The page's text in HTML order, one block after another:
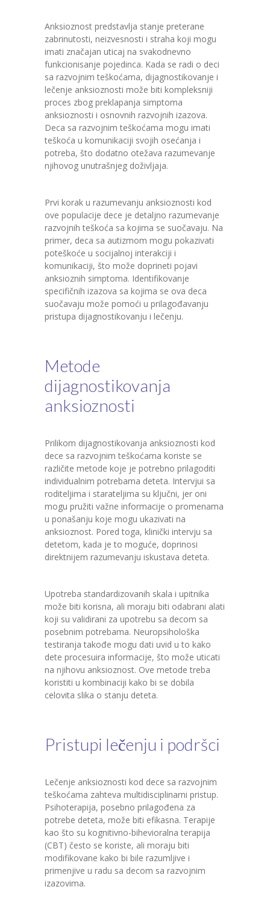
Anksioznost predstavlja stanje preterane
zabrinutosti, neizvesnosti i straha koji mogu
imati značajan uticaj na svakodnevno
funkcionisanje pojedinca. Kada se radi o deci
sa razvojnim teškoćama, dijagnostikovanje i
lečenje anksioznosti može biti kompleksniji
proces zbog preklapanja simptoma
anksioznosti i osnovnih razvojnih izazova.
Deca sa razvojnim teškoćama mogu imati
teškoća u komunikaciji svojih osećanja i
potreba, što dodatno otežava razumevanje
njihovog unutrašnjeg doživljaja.
Prvi korak u razumevanju anksioznosti kod
ove populacije dece je detaljno razumevanje
razvojnih teškoća sa kojima se suočavaju. Na
primer, deca sa autizmom mogu pokazivati
poteškoće u socijalnoj interakciji i
komunikaciji, što može doprineti pojavi
anksioznih simptoma. Identifikovanje
specifičnih izazova sa kojima se ova deca
suočavaju može pomoći u prilagođavanju
pristupa dijagnostikovanju i lečenju.
Metode
dijagnostikovanja
anksioznosti
Prilikom dijagnostikovanja anksioznosti kod
dece sa razvojnim teškoćama koriste se
različite metode koje je potrebno prilagoditi
individualnim potrebama deteta. Intervjui sa
roditeljima i starateljima su ključni, jer oni
mogu pružiti važne informacije o promenama
u ponašanju koje mogu ukazivati na
anksioznost. Pored toga, klinički intervju sa
detetom, kada je to moguće, doprinosi
direktnijem razumevanju iskustava deteta.
Upotreba standardizovanih skala i upitnika
može biti korisna, ali moraju biti odabrani alati
koji su validirani za upotrebu sa decom sa
posebnim potrebama. Neuropsihološka
testiranja takođe mogu dati uvid u to kako
dete procesuira informacije, što može uticati
na njihovu anksioznost. Ove metode treba
koristiti u kombinaciji kako bi se dobila
celovita slika o stanju deteta.
Pristupi lečenju i podršci
Lečenje anksioznosti kod dece sa razvojnim
teškoćama zahteva multidisciplinarni pristup.
Psihoterapija, posebno prilagođena za
potrebe deteta, može biti efikasna. Terapije
kao što su kognitivno-bihevioralna terapija
(CBT) često se koriste, ali moraju biti
modifikovane kako bi bile razumljive i
primenjive u radu sa decom sa razvojnim
izazovima.